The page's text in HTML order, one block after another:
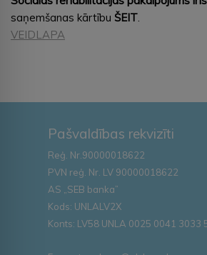
saņemšanas kārtību ŠEIT.
VEIDLAPA
Pašvaldības rekvizīti
Reģ. Nr.90000018622
PVN reģ. Nr. LV 90000018622
AS „SEB banka”
Kods: UNLALV2X
Konts: LV58 UNLA 0025 0041 3033